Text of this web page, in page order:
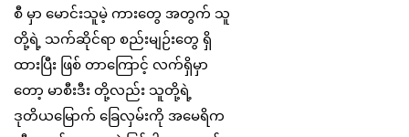
စီ မှာ မောင်းသူမဲ့ ကားတွေ အတွက် သူ
တို့ရဲ့ သက်ဆိုင်ရာ စည်းမျဉ်းတွေ ရှိ
ထားပြီး ဖြစ် တာကြောင့် လက်ရှိမှာ
တော့ မာစီးဒီး တို့လည်း သူတို့ရဲ့
ဒုတိယမြောက် ခြေလှမ်းကို အမေရိက